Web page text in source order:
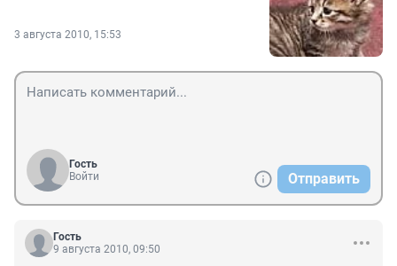
3 августа 2010, 15:53
Гость
Войти
Отправить
Гость
9 августа 2010, 09:50